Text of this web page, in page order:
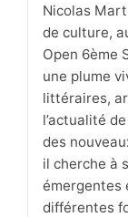
Nicolas
de culture,
Open 6ème
une plume
littéraires,
l’actualité
des
il cherche à
émergentes
différentes